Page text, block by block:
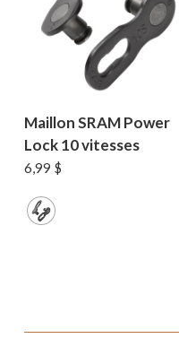
Maillon SRAM Power
Lock 10 vitesses
6,99 $